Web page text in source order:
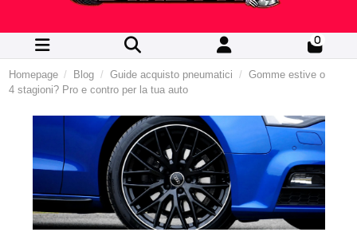
0
Homepage Blog Guide acquisto pneumatici
Gomme estive o
4 stagioni? Pro e contro per la tua auto